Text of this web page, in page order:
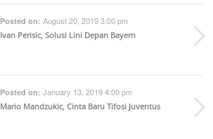
Posted on: August 20, 2019 3:00 pm
Ivan Perisic, Solusi Lini Depan Bayern
Posted on: January 13, 2019 4:00 pm
Mario Mandzukic, Cinta Baru Tifosi Juventus